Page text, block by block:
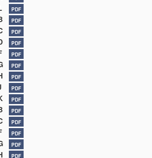
PDF
PDF
PDF
PDF
PDF
PDF
PDF
PDF
PDF
PDF
PDF
PDF
PDF
PDF